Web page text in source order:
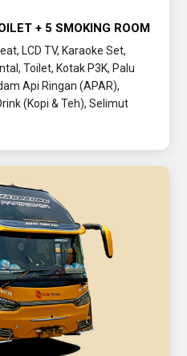
+ 5 SMOKING ROOM
LCD TV, Karaoke Set,
Toilet, Kotak P3K, Palu
Api Ringan (APAR),
(Kopi & Teh), Selimut